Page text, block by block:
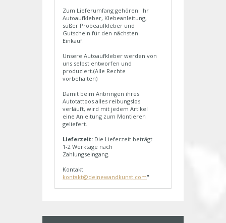
Zum Lieferumfang gehören: Ihr
Autoaufkleber, Klebeanleitung,
süßer Probeaufkleber und
Gutschein für den nächsten
Einkauf.
Unsere Autoaufkleber werden von
uns selbst entworfen und
produziert.(Alle Rechte
vorbehalten)
Damit beim Anbringen ihres
Autotattoos alles reibungslos
verläuft, wird mit jedem Artikel
eine Anleitung zum Montieren
geliefert.
Lieferzeit: Die Lieferzeit beträgt
1-2 Werktage nach
Zahlungseingang.
Kontakt:
kontakt@deinewandkunst.com"